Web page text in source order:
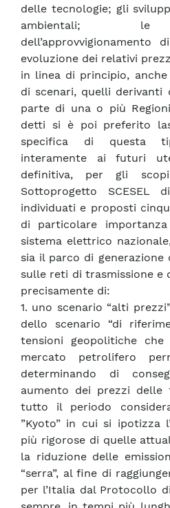
delle tecnologie; gli
ambientali; le
evoluzione dei relativi
in linea di principio,
di scenari, quelli derivanti
parte di una o più
detti si è poi preferito
specifica di questa
interamente ai futuri
definitiva, per gli
Sottoprogetto SCESEL
individuati e proposti
di particolare
sistema elettrico
sia il parco di
sulle reti di trasmissione e
precisamente di:
1. uno scenario “alti
dello scenario “di
tensioni geopolitiche
mercato petrolifero
determinando di
aumento dei prezzi delle
tutto il periodo
”Kyoto” in cui si ipotizza
più rigorose di quelle
la riduzione delle
“serra”, al fine di
per l’Italia dal Protocollo